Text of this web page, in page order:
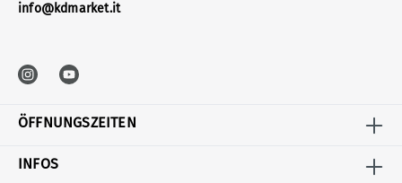
info@kdmarket.it
ÖFFNUNGSZEITEN
INFOS